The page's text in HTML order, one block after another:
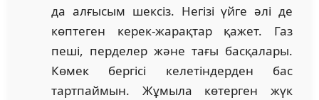
да алғысым шексіз. Негізі үйге әлі де
көптеген керек-жарақтар қажет. Газ
пеші, перделер және тағы басқалары.
Көмек бергісі келетіндерден бас
тартпаймын. Жұмыла көтерген жүк